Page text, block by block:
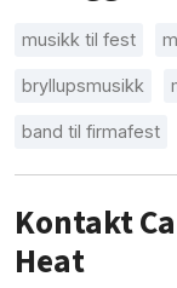
musikk til fest
bryllupsmusikk
band til firmafest
Kontakt
Heat